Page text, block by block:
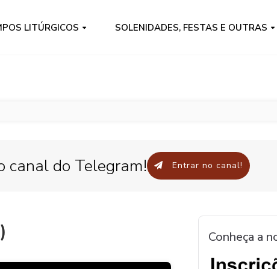
LITÚRGICOS SOLENIDADES, FESTAS E OUTRAS
canal do Telegram! Entrar no canal!
Conheça a